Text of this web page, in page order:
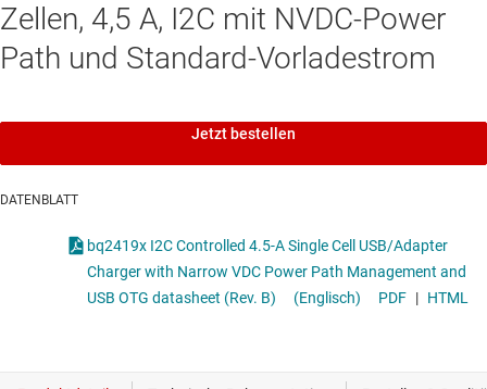
Zellen, 4,5 A, I2C mit NVDC-Power
Path und Standard-Vorladestrom
Jetzt bestellen
DATENBLATT
bq2419x I2C Controlled 4.5-A Single Cell USB/Adapter
Charger with Narrow VDC Power Path Management and
USB OTG datasheet (Rev. B)
(Englisch) PDF | HTML